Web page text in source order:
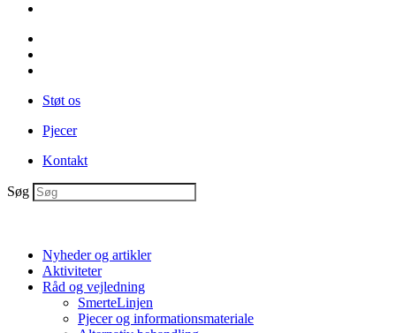
Støt os
Pjecer
Kontakt
Søg
Nyheder og artikler
Aktiviteter
Råd og vejledning
SmerteLinjen
Pjecer og informationsmateriale